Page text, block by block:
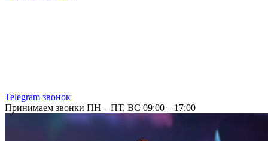
Telegram звонок
Принимаем звонки ПН – ПТ, ВС 09:00 – 17:00